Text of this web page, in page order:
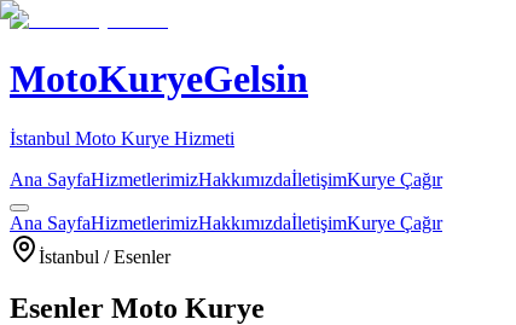
MotoKuryeGelsin
İstanbul Moto Kurye Hizmeti
Ana SayfaHizmetlerimizHakkımızdaİletişimKurye Çağır
Ana SayfaHizmetlerimizHakkımızdaİletişimKurye Çağır
İstanbul /Esenler
Esenler Moto Kurye